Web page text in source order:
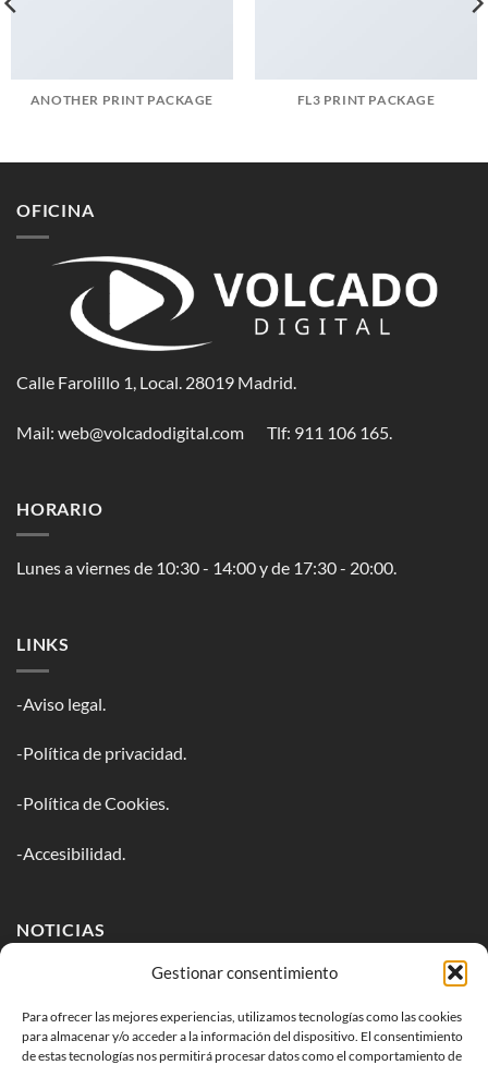
Gestionar consentimiento
Para ofrecer las mejores experiencias, utilizamos tecnologías como las cookies
para almacenar y/o acceder a la información del dispositivo. El consentimiento
de estas tecnologías nos permitirá procesar datos como el comportamiento de
ANOTHER PRINT PACKAGE FL3 PRINT PACKAGE
OFICINA
Calle Farolillo 1, Local. 28019 Madrid.
Mail: web@volcadodigital.com Tlf: ‭911 106 165‬.
HORARIO
Lunes a viernes de 10:30 - 14:00 y de 17:30 - 20:00.
LINKS
-Aviso legal.
-Política de privacidad.
-Política de Cookies.
-Accesibilidad.
NOTICIAS
Inscríbete en nuestro newsletter para estar al tanto de todos
los lanzamientos.